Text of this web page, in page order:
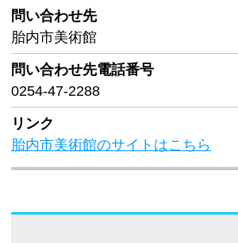
問い合わせ先
胎内市美術館
問い合わせ先電話番号
0254-47-2288
リンク
胎内市美術館のサイトはこちら